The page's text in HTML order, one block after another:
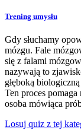
Trening umysłu
Gdy słuchamy
mózgu. Fale
się z falami
nazywają to
głęboką
Ten proces
osoba mówiąca
Losuj quiz z tej